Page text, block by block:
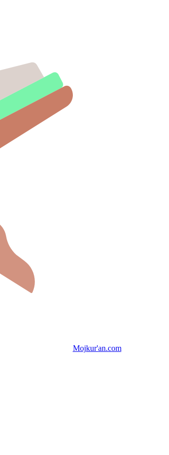
Mojkur'an.com